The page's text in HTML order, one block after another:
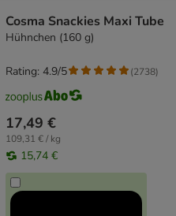
Cosma Snackies Maxi Tube
Hühnchen (160 g)
17,49 €
109,31 € / kg
15,74 €
Rating: 4.9/5 (2738)